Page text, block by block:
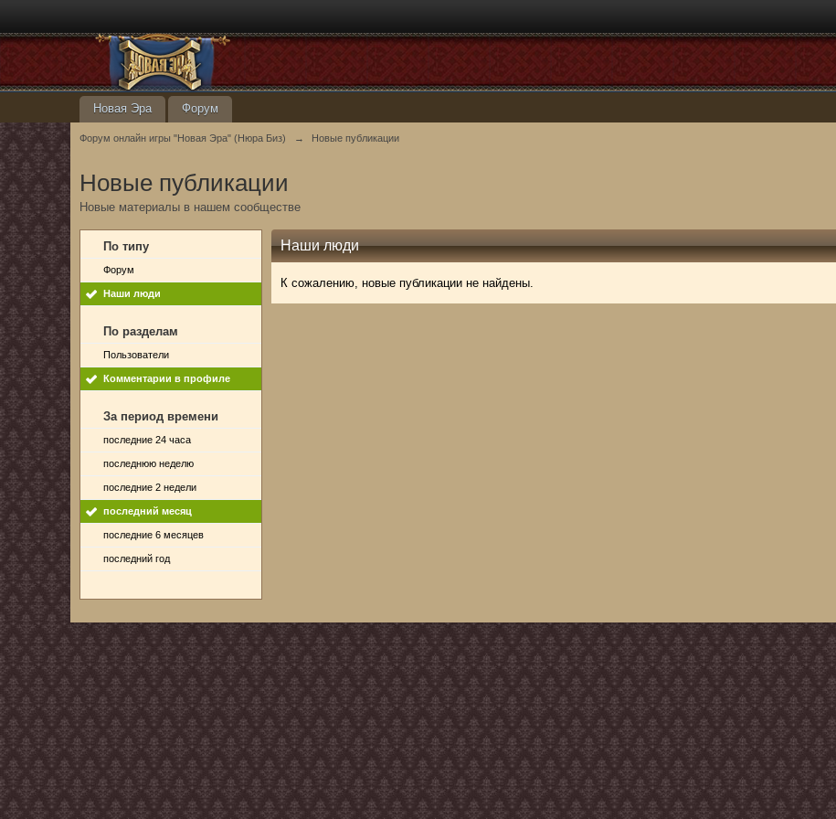
Новая Эра Форум
Форум онлайн игры "Новая Эра" (Нюра Биз) → Новые публикации
Новые публикации
Новые материалы в нашем сообществе
По типу
Форум
Наши люди
По разделам
Пользователи
Комментарии в профиле
За период времени
последние 24 часа
последнюю неделю
последние 2 недели
последний месяц
последние 6 месяцев
последний год
Наши люди
К сожалению, новые публикации не найдены.